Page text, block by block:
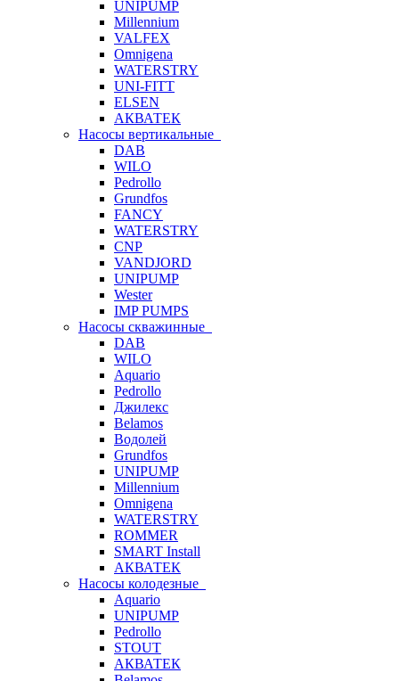
UNIPUMP
Millennium
VALFEX
Omnigena
WATERSTRY
UNI-FITT
ELSEN
АКВАТЕК
Насосы вертикальные
DAB
WILO
Pedrollo
Grundfos
FANCY
WATERSTRY
CNP
VANDJORD
UNIPUMP
Wester
IMP PUMPS
Насосы скважинные
DAB
WILO
Aquario
Pedrollo
Джилекс
Belamos
Водолей
Grundfos
UNIPUMP
Millennium
Omnigena
WATERSTRY
ROMMER
SMART Install
АКВАТЕК
Насосы колодезные
Aquario
UNIPUMP
Pedrollo
STOUT
АКВАТЕК